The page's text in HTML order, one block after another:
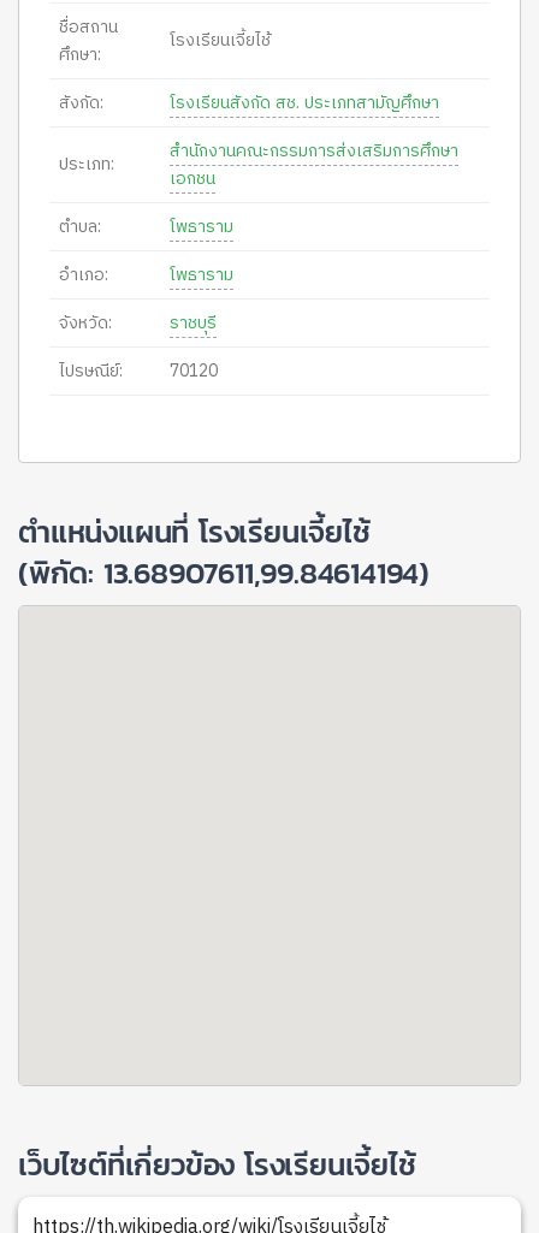
ชื่อสถาน
ศึกษา:
โรงเรียนเจี้ยไช้
สังกัด: โรงเรียนสังกัด สช. ประเภทสามัญศึกษา
ประเภท:
สำนักงานคณะกรรมการส่งเสริมการศึกษา
เอกชน
ตำบล:
โพธาราม
อำเภอ:
โพธาราม
จังหวัด:
ราชบุรี
ไปรษณีย์:
70120
ตำแหน่งแผนที่ โรงเรียนเจี้ยไช้
(พิกัด: 13.68907611,99.84614194)
เว็บไซต์ที่เกี่ยวข้อง โรงเรียนเจี้ยไช้